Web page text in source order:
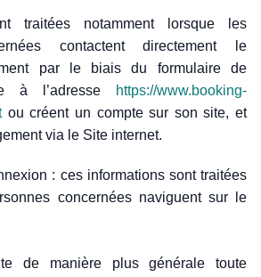
traitées notamment lorsque les
contactent directement le
par le biais du formulaire de
à l’adresse
https://www.booking-
ou créent un compte sur son site, et
via le Site internet.
: ces informations sont traitées
concernées naviguent sur le
de manière plus générale toute